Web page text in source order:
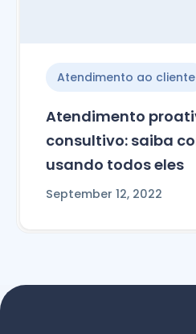
Atendimento ao cliente
Atendimento
consultivo: saiba
usando todos eles
September 12, 2022